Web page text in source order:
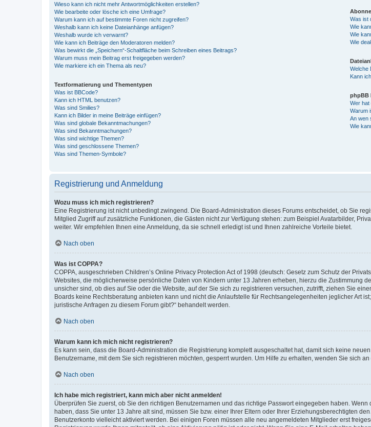
Wieso kann ich nicht mehr Antwortmöglichkeiten erstellen?
Wie bearbeite oder lösche ich eine Umfrage?
Warum kann ich auf bestimmte Foren nicht zugreifen?
Weshalb kann ich keine Dateianhänge anfügen?
Weshalb wurde ich verwarnt?
Wie kann ich Beiträge den Moderatoren melden?
Was bewirkt die „Speichern“-Schaltfläche beim Schreiben eines Beitrags?
Warum muss mein Beitrag erst freigegeben werden?
Wie markiere ich ein Thema als neu?
Textformatierung und Thementypen
Was ist BBCode?
Kann ich HTML benutzen?
Was sind Smilies?
Kann ich Bilder in meine Beiträge einfügen?
Was sind globale Bekanntmachungen?
Was sind Bekanntmachungen?
Was sind wichtige Themen?
Was sind geschlossene Themen?
Was sind Themen-Symbole?
Was ist
Wie
Wie
Wie
Welche
Kann
phpBB
Wer
Warum
An wen
Wie
Registrierung und Anmeldung
Wozu muss ich mich registrieren?
Eine Registrierung ist nicht unbedingt zwingend. Die Board-Administration dieses Forums entscheidet, ob Sie
Mitglied Zugriff auf zusätzliche Funktionen, die Gästen nicht zur Verfügung stehen: zum Beispiel Avatarbilder,
weiter. Wir empfehlen Ihnen eine Anmeldung, da sie schnell erledigt ist und Ihnen zahlreiche Vorteile bietet.
Nach oben
Was ist COPPA?
COPPA, ausgeschrieben Children’s Online Privacy Protection Act of 1998 (deutsch: Gesetz zum Schutz der
Websites, die möglicherweise persönliche Daten von Kindern unter 13 Jahren erheben, hierzu die Zustimmung
unsicher sind, ob dies auf Sie oder die Website, auf der Sie sich zu registrieren versuchen, zutrifft, ziehen Sie
Boards keine Rechtsberatung anbieten kann und nicht die Anlaufstelle für Rechtsangelegenheiten jeglicher Art
juristische Anfragen zu diesem Forum gibt?“ behandelt werden.
Nach oben
Warum kann ich mich nicht registrieren?
Es kann sein, dass die Board-Administration die Registrierung komplett ausgeschaltet hat, damit sich keine
Benutzername, mit dem Sie sich registrieren möchten, gesperrt wurden. Um Hilfe zu erhalten, wenden Sie sich an
Nach oben
Ich habe mich registriert, kann mich aber nicht anmelden!
Überprüfen Sie zuerst, ob Sie den richtigen Benutzernamen und das richtige Passwort eingegeben haben.
haben, dass Sie unter 13 Jahre alt sind, müssen Sie bzw. einer Ihrer Eltern oder Ihrer Erziehungsberechtigten
Benutzerkonto vielleicht aktiviert werden. Bei einigen Foren müssen alle neu angemeldeten Mitglieder erst